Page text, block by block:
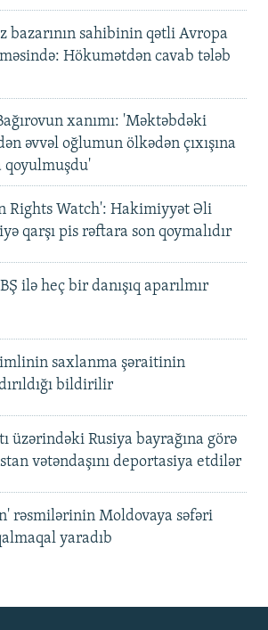
bazarının sahibinin qətli Avropa
Hökumətdən cavab tələb
xanımı: 'Məktəbdəki
əvvəl oğlumun ölkədən çıxışına
qoyulmuşdu'
Rights Watch': Hakimiyyət Əli
qarşı pis rəftara son qoymalıdır
ilə heç bir danışıq aparılmır
saxlanma şəraitinin
bildirilir
üzərindəki Rusiya bayrağına görə
vətəndaşını deportasiya etdilər
rəsmilərinin Moldovaya səfəri
yaradıb